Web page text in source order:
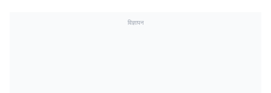
विज्ञापन